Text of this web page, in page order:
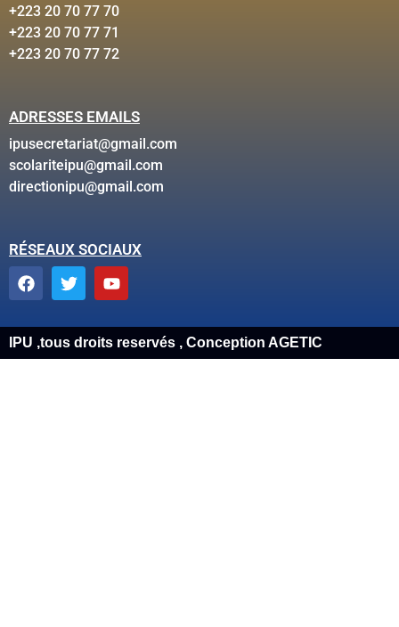
+223 20 70 77 70
+223 20 70 77 71
+223 20 70 77 72
ADRESSES EMAILS
ipusecretariat@gmail.com
scolariteipu@gmail.com
directionipu@gmail.com
RÉSEAUX SOCIAUX
IPU ,tous droits reservés , Conception AGETIC